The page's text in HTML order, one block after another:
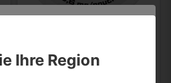
18 Jahre alt?
Daten nicht selbst ändern.
Ihre Region